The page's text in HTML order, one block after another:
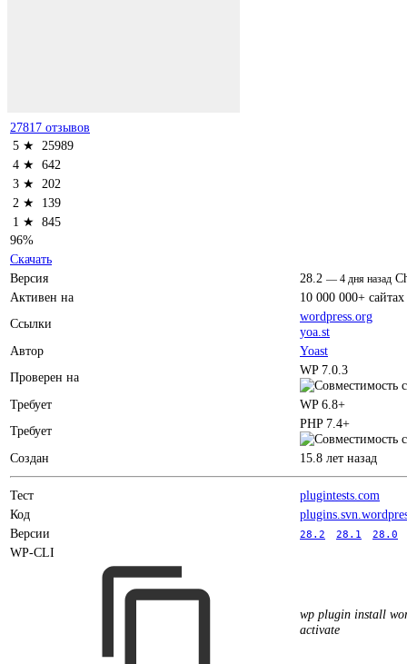
27817 отзывов
5 ★
25989
4 ★ 642
3 ★
202
2 ★
139
1 ★ 845
96%
Скачать
Версия
28.2 — 4 дня назад
Активен на
10 000 000+ сайтах
Ссылки
wordpress.org
yoa.st
Автор
Yoast
Проверен на
WP 7.0.3
Требует
WP 6.8+
Требует
PHP 7.4+
Создан 15.8 лет назад
Тест
plugintests.com
Код
Версии
28.2 28.1 28.0
WP-CLI
wp plugin install
activate